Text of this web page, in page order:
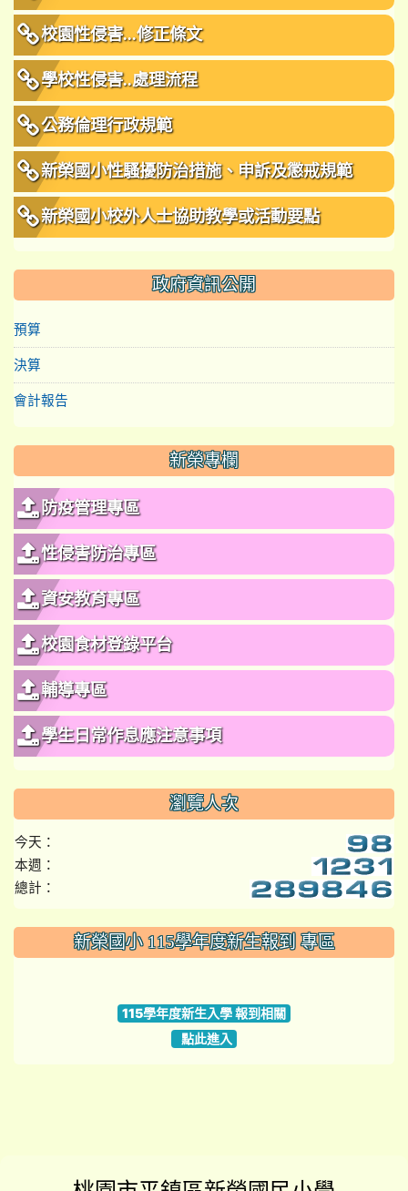
校園性侵害...修正條文
學校性侵害..處理流程
公務倫理行政規範
新榮國小性騷擾防治措施、申訴及懲戒規範
新榮國小校外人士協助教學或活動要點
政府資訊公開
預算
決算
會計報告
新榮專欄
防疫管理專區
性侵害防治專區
資安教育專區
校園食材登錄平台
輔導專區
學生日常作息應注意事項
瀏覽人次
今天：
本週：
總計：
::: 新榮國小 115學年度新生報到 專區
115學年度新生入學 報到相關
點此進入